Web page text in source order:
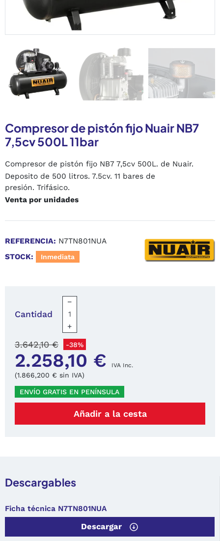
Compresor de pistón fijo Nuair NB7
7,5cv 500L 11bar
Compresor de pistón fijo NB7 7,5cv 500L. de Nuair.
Deposito de 500 litros. 7.5cv. 11 bares de
presión. Trifásico.
Venta por unidades
REFERENCIA: N7TN801NUA
STOCK:
Inmediata
Cantidad
−
+
2.258,10 € IVA Inc.
3.642,10 € -38%
(1.866,200 € sin IVA)
ENVÍO GRATIS EN PENÍNSULA
Añadir a la cesta
Descargables
Ficha técnica N7TN801NUA
Descargar